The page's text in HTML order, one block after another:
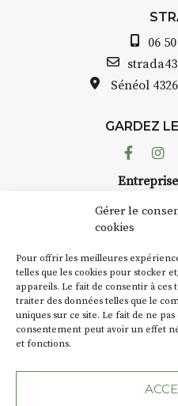
Gérer le
cookies
Pour offrir les meilleures
telles que les cookies pour stocker
appareils. Le fait de consentir à
traiter des données telles que le
uniques sur ce site. Le fait de ne
consentement peut avoir un effet
et fonctions.
06
Sénéol
GARDEZ
Suivez toute